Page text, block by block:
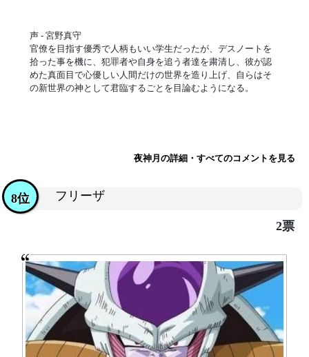
声 - 宮野真守
官僚を目指す優秀で人柄もいい学生だったが、デスノートを
拾った事を機に、犯罪者や自身を追う者達を粛清し、彼が認
めた真面目で心優しい人間だけの世界を造り上げ、自らはそ
の新世界の神として君臨するごとを目論むようになる。
夜神月の詳細・すべてのコメントを見る
フリーザ
8位
2票